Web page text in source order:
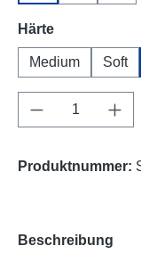
Härteauswählen
Medium Soft
Produkt
Produktnummer:
Beschreibung